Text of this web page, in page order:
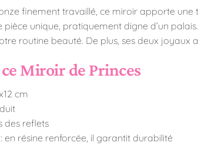
finement travaillé, ce miroir apporte
pièce unique, pratiquement digne d’un
routine beauté. De plus, ses deux
Miroir de Princes
cm
des reflets
en résine renforcée, il garantit durabilité